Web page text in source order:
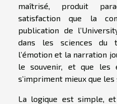
maîtrisé, produit
satisfaction que la
publication de
dans les sciences du
l’émotion et la narration
le souvenir, et que les
s’impriment mieux que
La logique est simple,